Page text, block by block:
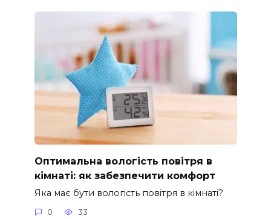
Оптимальна вологість повітря в
кімнаті: як забезпечити комфорт
Яка має бути вологість повітря в кімнаті?
0 33